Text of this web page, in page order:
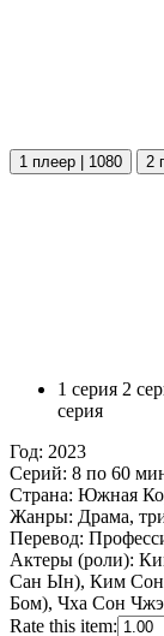
1 плеер | 1080 2
1 серия 2
серия
Год: 2023
Серий: 8 по 60
Страна: Южная
Жанры: Драма,
Перевод:
Актеры (роли):
Сан Ын), Ким
Бом), Чха Сон
Rate this item: